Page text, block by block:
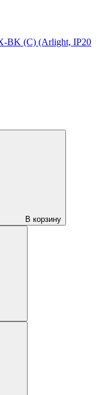
BK (C) (Arlight, IP20
В корзину